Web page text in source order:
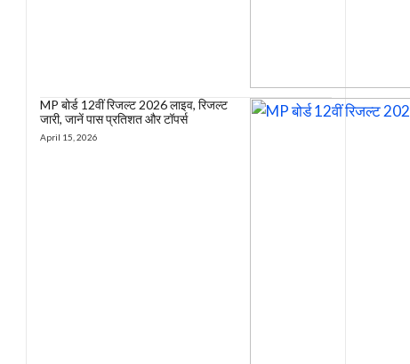
MP बोर्ड 12वीं रिजल्ट 2026 लाइव, रिजल्ट
जारी, जानें पास प्रतिशत और टॉपर्स
April 15, 2026